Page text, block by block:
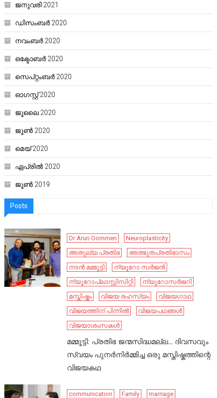
ജനുവരി 2021
ഡിസംബർ 2020
നവംബർ 2020
ഒക്ടോബർ 2020
സെപ്റ്റംബർ 2020
ഓഗസ്റ്റ്‌ 2020
ജൂലൈ 2020
ജൂൺ 2020
മെയ്‌ 2020
ഏപ്രിൽ 2020
ജൂൺ 2019
Posts
Dr Arun Oommen
Neuroplasticity
അതുല്യ പ്രതിഭ
അത്ഭുതപ്രതിഭാസം
നടൻ മമ്മൂട്ടി
ന്യൂറോ സർജൻ
ന്യൂറോപ്ലാസ്റ്റിസിറ്റി
ന്യൂറോസർജറി
മസ്തിഷ്കം
വിജയ രഹസ്യം
വിജയഗാഥ
വിജയത്തിന് പിന്നിൽ
വിജയപഥങ്ങൾ
വിജയാശംസകൾ
മമ്മൂട്ടി: പ്രതിഭ ജന്മസിദ്ധമല്ല… ദിവസവും
സ്വയം പുനർനിർമ്മിച്ച ഒരു മസ്തിഷ്കത്തിന്റെ
വിജയകഥ
communication Family
marriage